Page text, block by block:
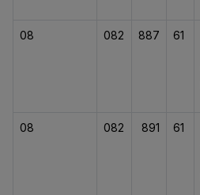
08 082 887 61
08 082 891 61